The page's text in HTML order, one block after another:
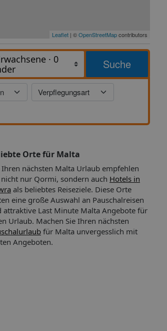
Leaflet | ©OpenStreetMapcontributors
· 0
Suche
Orte für Malta
Ihren nächsten Malta Urlaub empfehlen
nur Qormi, sondern auch Hotels in
als beliebtes Reiseziele. Diese Orte
eine große Auswahl an Pauschalreisen
attraktive Last Minute Malta Angebote für
Urlaub. Machen Sie Ihren nächsten
für Malta unvergesslich mit
Angeboten.